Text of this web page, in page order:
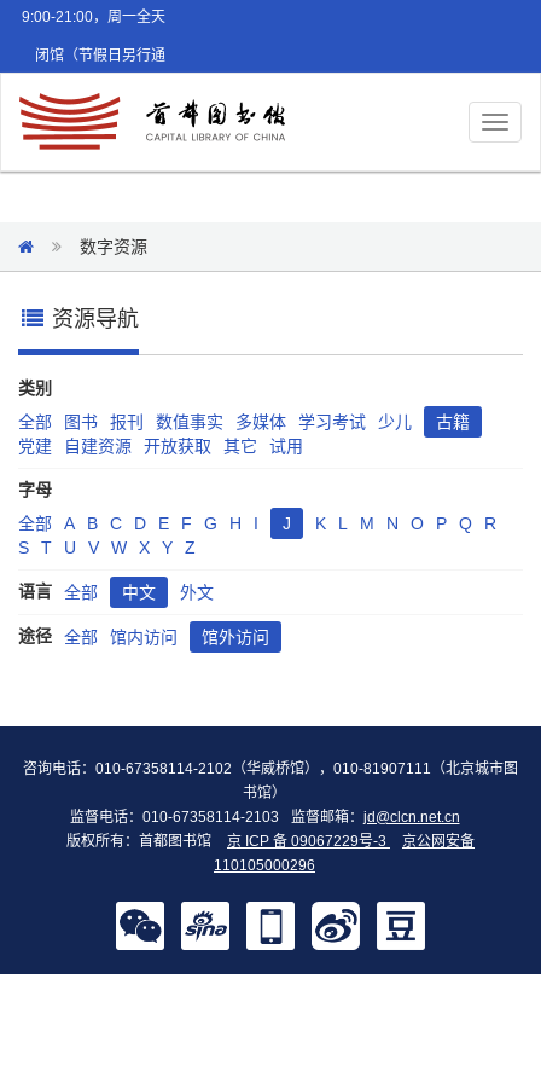
9:00-21:00，周一全天
闭馆（节假日另行通
数字资源
资源导航
类别
全部
图书 报刊 数值事实 多媒体 学习考试 少儿
古籍
党建
自建资源 开放获取 其它 试用
字母
全部
A B C D E F G H I J K L M N O P Q
R
S
T U V W X Y Z
语言 全部 中文 外文
途径 全部 馆内访问 馆外访问
咨询电话：010-67358114-2102（华威桥馆），010-81907111（北京城市图
书馆）
监督电话：010-67358114-2103
监督邮箱： jd@clcn.net.cn
版权所有：首都图书馆
京 ICP 备 09067229号-3
京公网安备
110105000296